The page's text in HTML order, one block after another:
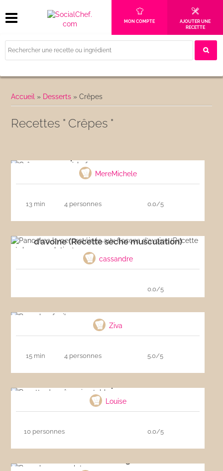
MON COMPTE
AJOUTER UNE
RECETTE
Accueil » Desserts »Crêpes
Recettes " Crêpes "
MereMichele
13 min 4 personnes 0.0/5
d’avoine (Recette sèche musculation)
cassandre
0.0/5
Ziva
15 min 4 personnes 5.0/5
Louise
10 personnes 0.0/5